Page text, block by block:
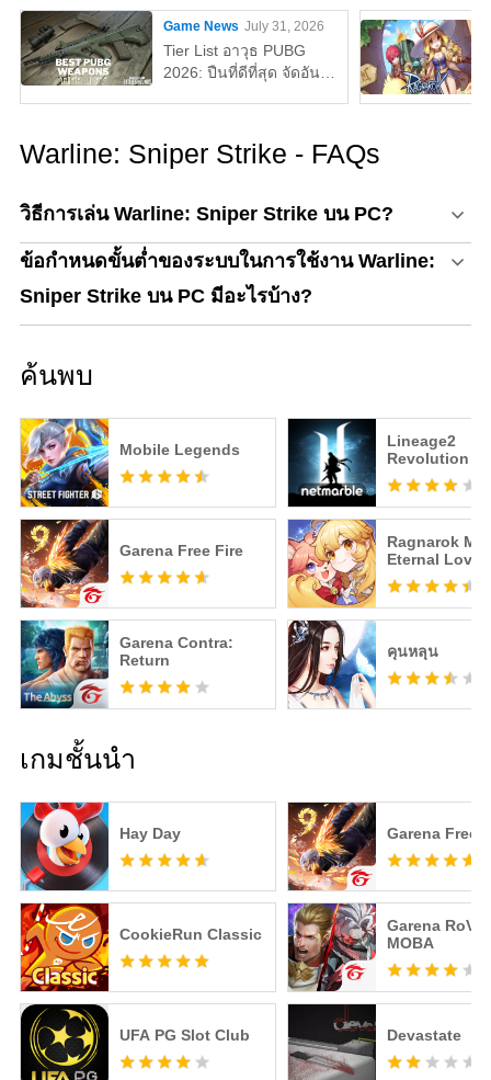
Game News July 31, 2026
Tier List อาวุธ PUBG
2026: ปืนที่ดีที่สุด จัดอันดับ
Warline: Sniper Strike - FAQs
วิธีการเล่น Warline: Sniper Strike บน PC?
ข้อกำหนดขั้นต่ำของระบบในการใช้งาน Warline:
Sniper Strike บน PC มีอะไรบ้าง?
ค้นพบ
Mobile Legends
Lineage2
Revolution
Garena Free Fire
Ragnarok M:
Eternal Love
Garena Contra:
Return
คุนหลุน
เกมชั้นนำ
Hay Day
CookieRun Classic
UFA PG Slot Club
Garena Free
Garena RoV:
MOBA
Devastate